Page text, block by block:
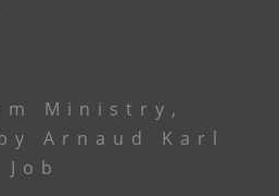
Ministry,
Arnaud Karl
Job